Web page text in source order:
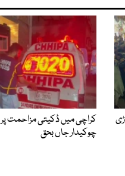
کراچی میں ڈکیتی مزاحمت پر
چوکیدار جاں بحق